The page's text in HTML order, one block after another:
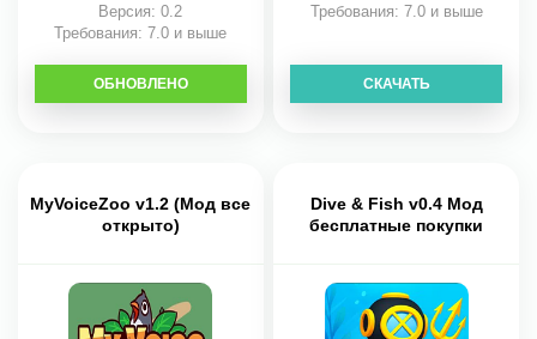
Версия: 0.2
Требования: 7.0 и выше
СКАЧАТЬ
ОБНОВЛЕНО
Требования: 7.0 и выше
СКАЧАТЬ
MyVoiceZoo v1.2 (Мод все
открыто)
Dive & Fish v0.4 Мод
бесплатные покупки